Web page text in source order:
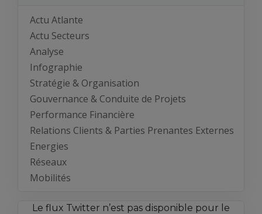
Actu Atlante
Actu Secteurs
Analyse
Infographie
Stratégie & Organisation
Gouvernance & Conduite de Projets
Performance Financière
Relations Clients & Parties Prenantes Externes
Energies
Réseaux
Mobilités
Le flux Twitter n’est pas disponible pour le